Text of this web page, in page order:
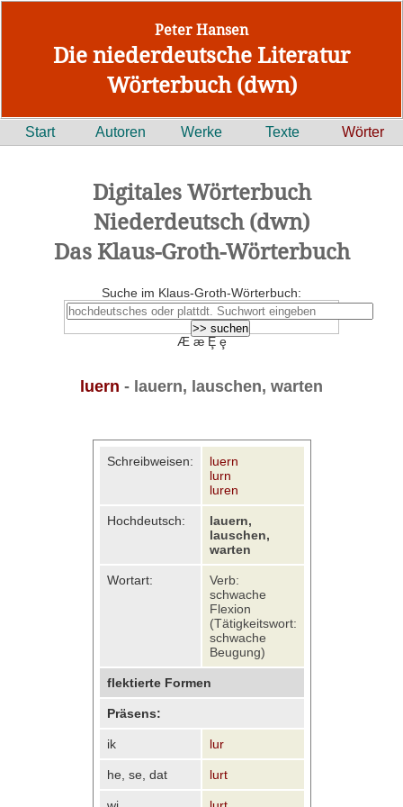
Peter Hansen
Die niederdeutsche Literatur
Wörterbuch (dwn)
Start Autoren Werke Texte Wörter
Digitales Wörterbuch
Niederdeutsch (dwn)
Das Klaus-Groth-Wörterbuch
Suche im Klaus-Groth-Wörterbuch:
Æ æ Ȩ ȩ
luern - lauern, lauschen, warten
Schreibweisen:
luern
lurn
luren
Hochdeutsch:
lauern,
lauschen,
warten
Wortart:
Verb:
schwache
Flexion
(Tätigkeitswort:
schwache
Beugung)
flektierte Formen
Präsens:
ik lur
he, se, dat lurt